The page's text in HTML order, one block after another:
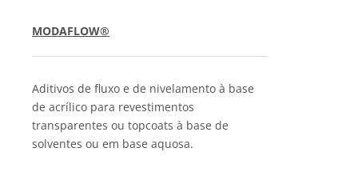
MODAFLOW®
Aditivos de fluxo e de nivelamento à base
de acrílico para revestimentos
transparentes ou topcoats à base de
solventes ou em base aquosa.